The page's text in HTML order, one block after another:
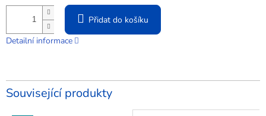
Přidat do košíku
Detailní informace
Související produkty